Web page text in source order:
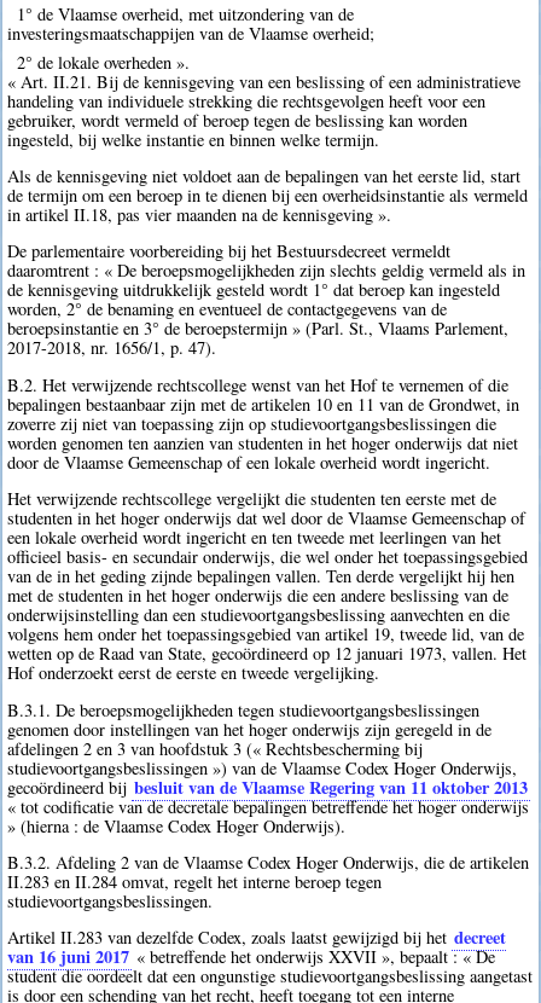
1° de Vlaamse overheid, met uitzondering van de
investeringsmaatschappijen van de Vlaamse overheid;
2° de lokale overheden ».
« Art. II.21. Bij de kennisgeving van een beslissing of een administratieve
handeling van individuele strekking die rechtsgevolgen heeft voor een
gebruiker, wordt vermeld of beroep tegen de beslissing kan worden
ingesteld, bij welke instantie en binnen welke termijn.
Als de kennisgeving niet voldoet aan de bepalingen van het eerste lid, start
de termijn om een beroep in te dienen bij een overheidsinstantie als vermeld
in artikel II.18, pas vier maanden na de kennisgeving ».
De parlementaire voorbereiding bij het Bestuursdecreet vermeldt
daaromtrent : « De beroepsmogelijkheden zijn slechts geldig vermeld als in
de kennisgeving uitdrukkelijk gesteld wordt 1° dat beroep kan ingesteld
worden, 2° de benaming en eventueel de contactgegevens van de
beroepsinstantie en 3° de beroepstermijn » (Parl. St., Vlaams Parlement,
2017-2018, nr. 1656/1, p. 47).
B.2. Het verwijzende rechtscollege wenst van het Hof te vernemen of die
bepalingen bestaanbaar zijn met de artikelen 10 en 11 van de Grondwet, in
zoverre zij niet van toepassing zijn op studievoortgangsbeslissingen die
worden genomen ten aanzien van studenten in het hoger onderwijs dat niet
door de Vlaamse Gemeenschap of een lokale overheid wordt ingericht.
Het verwijzende rechtscollege vergelijkt die studenten ten eerste met de
studenten in het hoger onderwijs dat wel door de Vlaamse Gemeenschap of
een lokale overheid wordt ingericht en ten tweede met leerlingen van het
officieel basis- en secundair onderwijs, die wel onder het toepassingsgebied
van de in het geding zijnde bepalingen vallen. Ten derde vergelijkt hij hen
met de studenten in het hoger onderwijs die een andere beslissing van de
onderwijsinstelling dan een studievoortgangsbeslissing aanvechten en die
volgens hem onder het toepassingsgebied van artikel 19, tweede lid, van de
wetten op de Raad van State, gecoördineerd op 12 januari 1973, vallen. Het
Hof onderzoekt eerst de eerste en tweede vergelijking.
B.3.1. De beroepsmogelijkheden tegen studievoortgangsbeslissingen
genomen door instellingen van het hoger onderwijs zijn geregeld in de
afdelingen 2 en 3 van hoofdstuk 3 (« Rechtsbescherming bij
studievoortgangsbeslissingen ») van de Vlaamse Codex Hoger Onderwijs,
gecoördineerd bij besluit van de Vlaamse Regering van 11 oktober 2013
« tot codificatie van de decretale bepalingen betreffende het hoger onderwijs
» (hierna : de Vlaamse Codex Hoger Onderwijs).
B.3.2. Afdeling 2 van de Vlaamse Codex Hoger Onderwijs, die de artikelen
II.283 en II.284 omvat, regelt het interne beroep tegen
studievoortgangsbeslissingen.
Artikel II.283 van dezelfde Codex, zoals laatst gewijzigd bij het decreet
van 16 juni 2017 « betreffende het onderwijs XXVII », bepaalt : « De
student die oordeelt dat een ongunstige studievoortgangsbeslissing aangetast
is door een schending van het recht, heeft toegang tot een interne